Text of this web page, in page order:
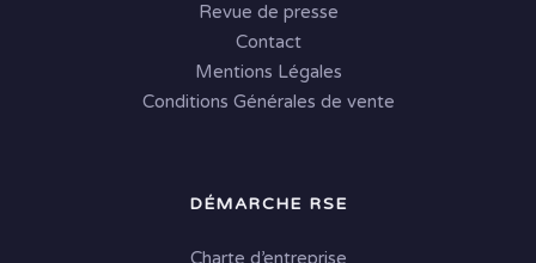
Revue de presse
Contact
Mentions Légales
Conditions Générales de vente
DÉMARCHE RSE
Charte d’entreprise